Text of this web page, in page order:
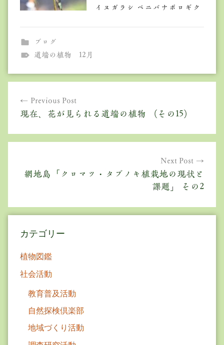
イヌガラシ ベニバナボロギク
ブログ
道端の植物 12月
ビ
ョ
Previous Post
現在、花が見られる道端の植物 （その15）
Next Post
網地島「クロマツ・タブノキ植栽地の現状と
課題」 その2
カテゴリー
植物図鑑
社会活動
教育普及活動
自然探検倶楽部
地域づくり活動